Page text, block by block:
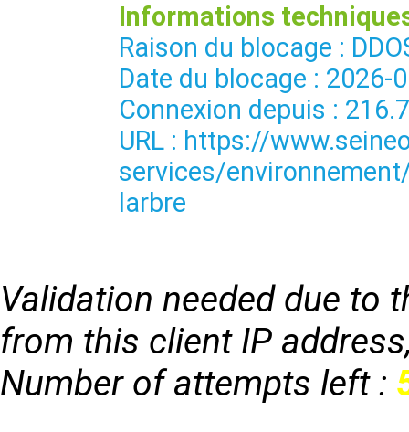
Informations
Raison du blocage :
Date du blocage : 2026-
Connexion depuis :
URL : https://
services/
larbre
Validation needed due to
from this client IP
Number of attempts left :